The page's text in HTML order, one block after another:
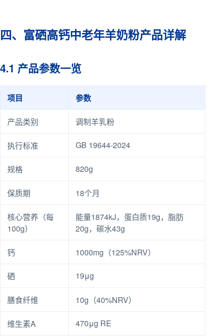
四、富硒高钙中老年羊奶粉产品详解
4.1 产品参数一览
项目 参数
产品类别 调制羊乳粉
执行标准 GB 19644-2024
规格 820g
保质期 18个月
核心营养（每
100g）
能量1874kJ，蛋白质19g，脂肪
20g，碳水43g
钙 1000mg（125%NRV）
硒 19μg
膳食纤维 10g（40%NRV）
维生素A 470μg RE